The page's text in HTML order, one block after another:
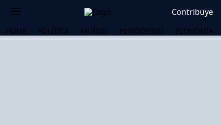
Contribuye
HOME POLÍTICA MUNDO PERIODISMO ECONOMÍA